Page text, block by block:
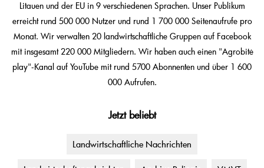
Litauen und der EU in 9 verschiedenen Sprachen. Unser Publikum
erreicht rund 500 000 Nutzer und rund 1 700 000 Seitenaufrufe pro
Monat. Wir verwalten 20 landwirtschaftliche Gruppen auf Facebook
mit insgesamt 220 000 Mitgliedern. Wir haben auch einen "Agrobitė
play"-Kanal auf YouTube mit rund 5700 Abonnenten und über 1 600
000 Aufrufen.
Jetzt beliebt
Landwirtschaftliche Nachrichten